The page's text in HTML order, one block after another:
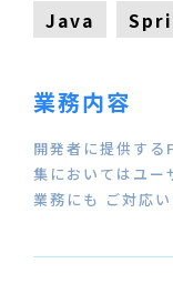
Java
業務内容
開発者に提供す
集においてはユー
業務にも ご対応い